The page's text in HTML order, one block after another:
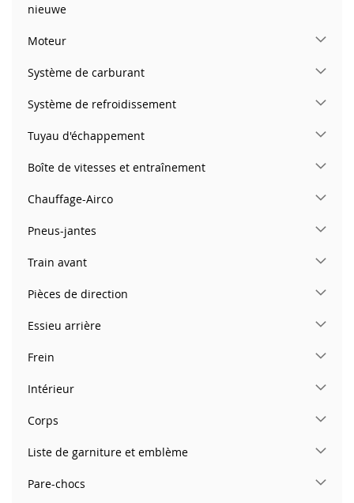
nieuwe
Moteur
Système de carburant
Système de refroidissement
Tuyau d'échappement
Boîte de vitesses et entraînement
Chauffage-Airco
Pneus-jantes
Train avant
Pièces de direction
Essieu arrière
Frein
Intérieur
Corps
Liste de garniture et emblème
Pare-chocs